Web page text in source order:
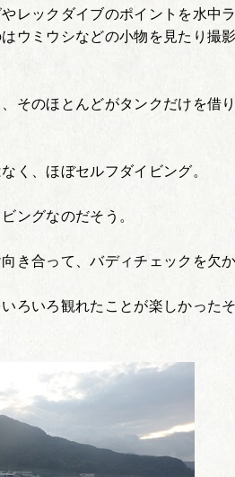
レックダイブのポイントを水中
ウミウシなどの小物を見たり撮
そのほとんどがタンクだけを借
く、ほぼセルフダイビング。
ングなのだそう。
き合って、バディチェックを欠か
ろいろ観れたことが楽しかった